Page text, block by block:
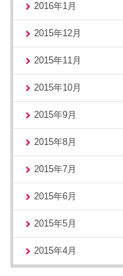
2016年1月
2015年12月
2015年11月
2015年10月
2015年9月
2015年8月
2015年7月
2015年6月
2015年5月
2015年4月